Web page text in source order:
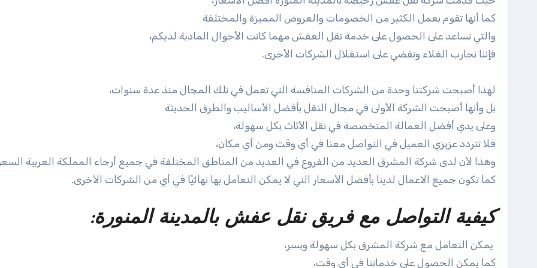
كما أنها تقوم بعمل الكثير من الخصومات والعروض المميزة والمختلفة
والتي تساعد على الحصول على خدمة نقل العفش مهما كانت الأحوال المادية لديكم،
فإننا نحارب الغلاء ونقضي على استغلال الشركات الأخرى.
لهذا أصبحت شركتنا وحدة من الشركات المنافسة التي تعمل في تلك المجال منذ عدة سنوات،
بل وأنها أصبحت الشركة الأولى في مجال النقل بأفضل الأساليب والطرق الحديثة
وعلى يدي أفضل العمالة المتخصصة في نقل الأثاث بكل سهولة،
فلا تتردد عزيزي العميل في التواصل معنا في أي وقت ومن أي مكان،
وهذا لأن لدى شركة المشرق العديد من الفروع في العديد من المناطق المختلفة في جميع أرجاء المملكة العربية
كما تكون جميع الاعمال لدينا بأفضل الأسعار التي لا يمكن التعامل بها نهائيًا في أي من الشركات الأخرى.
كيفية التواصل مع فريق نقل عفش بالمدينة المنورة:
يمكن التعامل مع شركة المشرق بكل سهولة ويسر،
كما يمكن الحصول على خدماتنا في أي وقت،